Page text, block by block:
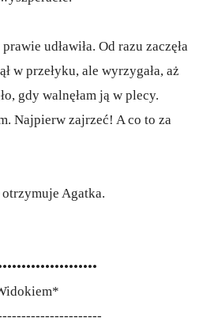
udławiła. Od razu zaczęła
w przełyku, ale wyrzygała, aż
gdy walnęłam ją w plecy.
Najpierw zajrzeć! A co to za
Agatka.